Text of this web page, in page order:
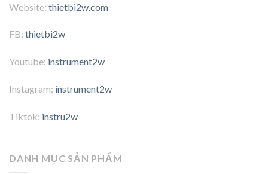
Website: thietbi2w.com
FB: thietbi2w
Youtube: instrument2w
Instagram: instrument2w
Tiktok: instru2w
DANH MỤC SẢN PHẨM